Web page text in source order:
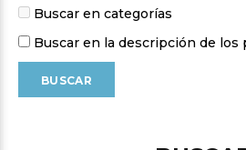
Buscar en categorías
Buscar en la descripción de los